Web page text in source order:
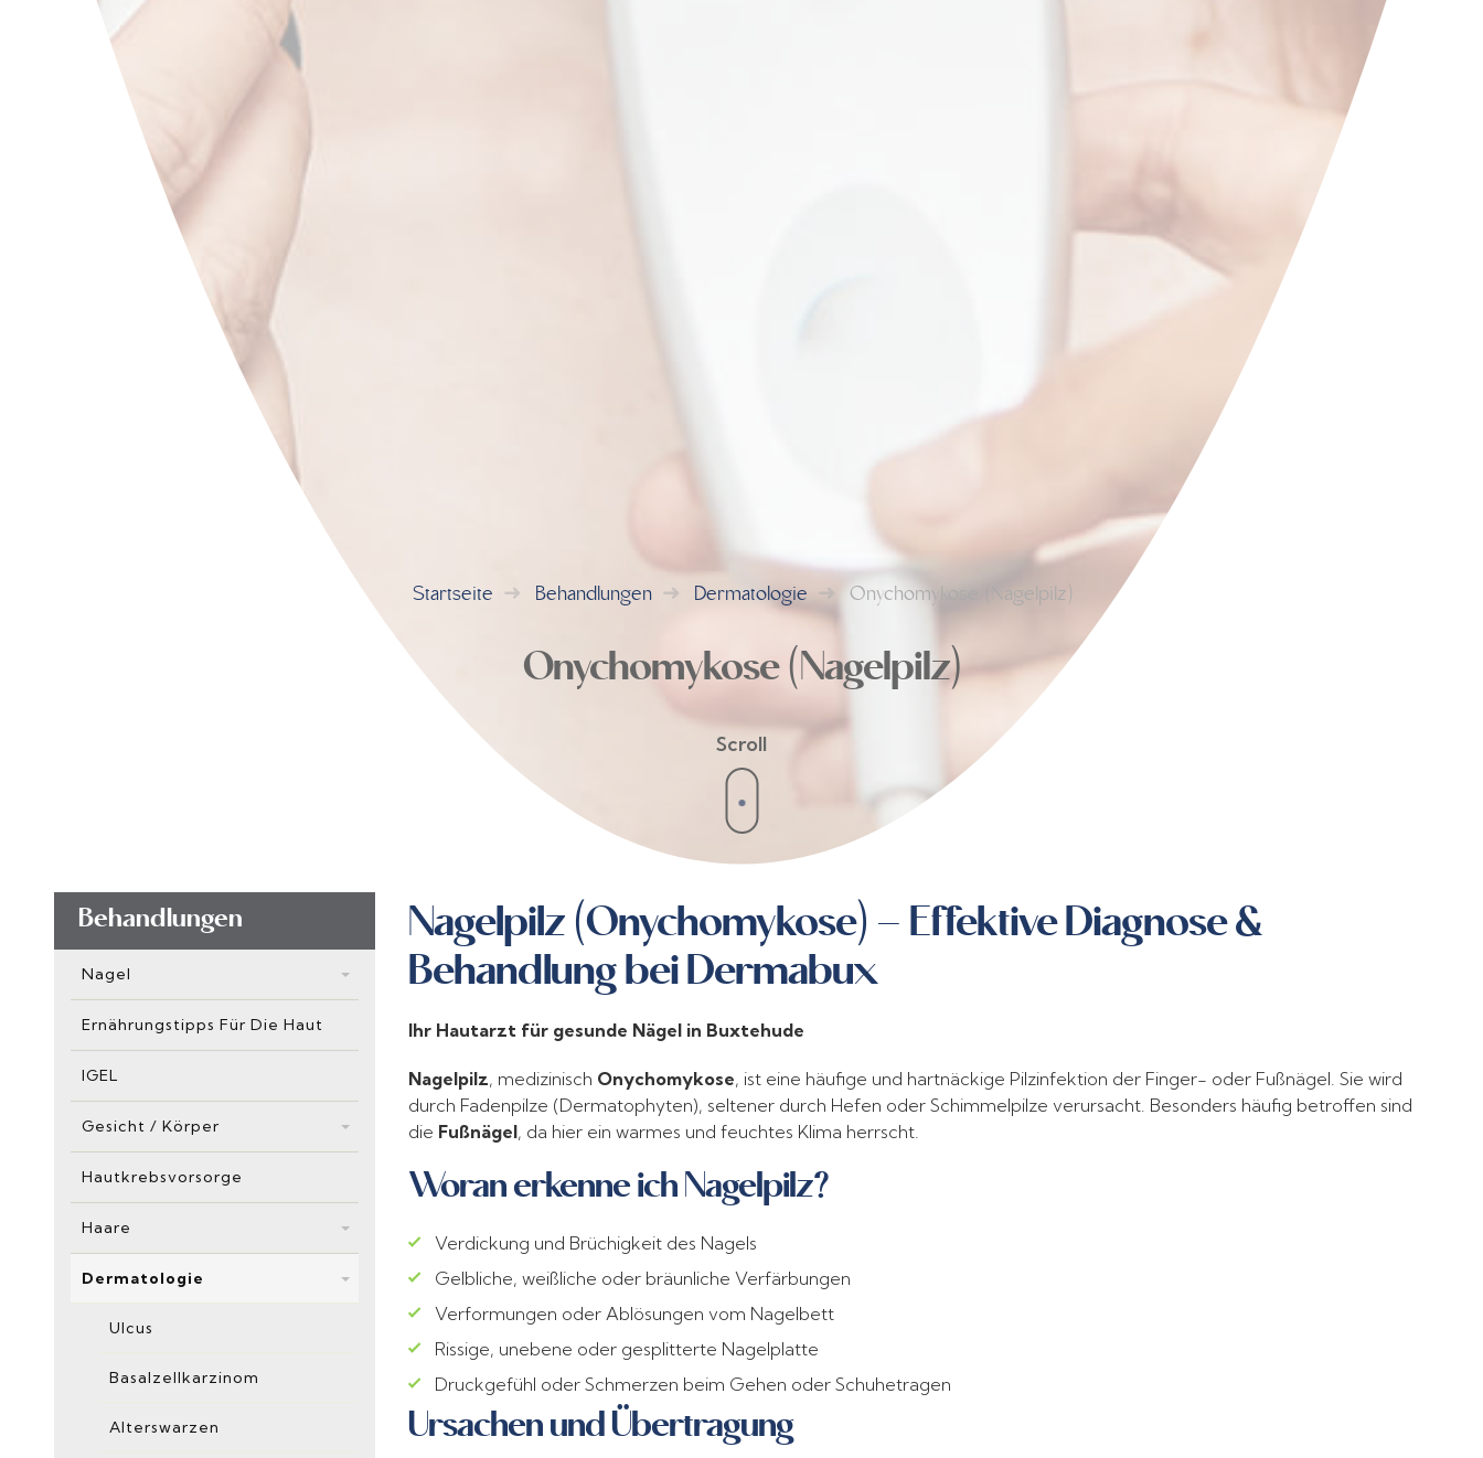
Startseite Behandlungen Dermatologie Onychomykose (Nagelpilz)
Onychomykose (Nagelpilz)
Scroll
Nagelpilz (Onychomykose) – Effektive Diagnose &
Behandlung bei Dermabux
Ihr Hautarzt für gesunde Nägel in Buxtehude
Nagelpilz, medizinisch Onychomykose, ist eine häufige und hartnäckige Pilzinfektion der Finger- oder Fußnägel. Sie wird
durch Fadenpilze (Dermatophyten), seltener durch Hefen oder Schimmelpilze verursacht. Besonders häufig betroffen sind
die Fußnägel, da hier ein warmes und feuchtes Klima herrscht.
Woran erkenne ich Nagelpilz?
Verdickung und Brüchigkeit des Nagels
Gelbliche, weißliche oder bräunliche Verfärbungen
Verformungen oder Ablösungen vom Nagelbett
Rissige, unebene oder gesplitterte Nagelplatte
Druckgefühl oder Schmerzen beim Gehen oder Schuhetragen
Ursachen und Übertragung
Behandlungen
Nagel
Ernährungstipps Für Die Haut
IGEL
Gesicht / Körper
Hautkrebsvorsorge
Haare
Dermatologie
Ulcus
Basalzellkarzinom
Alterswarzen